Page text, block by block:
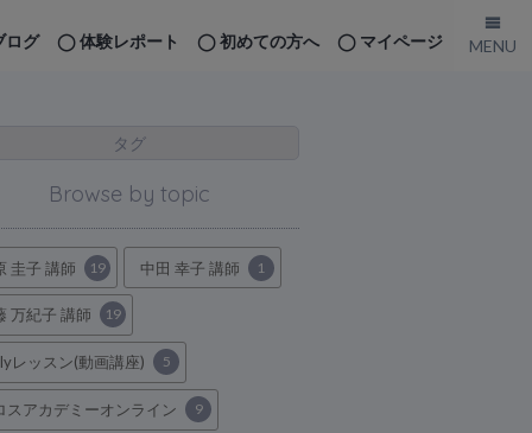
マイページ
初めての方へ
体験レポート
ログ
タグ
Browse by topic
圭子 講師 19 中田 幸子 講師 1
万紀子 講師 19
レッスン(動画講座) 5
スアカデミーオンライン 9